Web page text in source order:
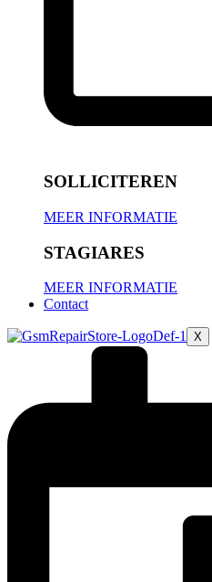
SOLLICITEREN
MEER INFORMATIE
STAGIARES
MEER INFORMATIE
Contact
X